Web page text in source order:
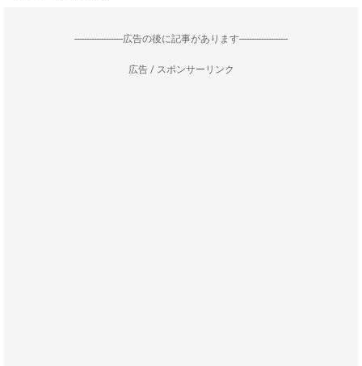
--------------------広告の後に記事があります--------------------
広告 / スポンサーリンク